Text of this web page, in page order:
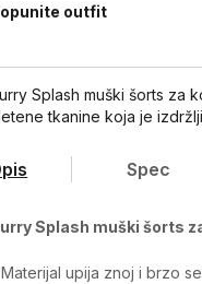
outfit
Splash muški šorts za
tkanine koja je
Spec
Splash muški šorts
Materijal upija znoj i brzo